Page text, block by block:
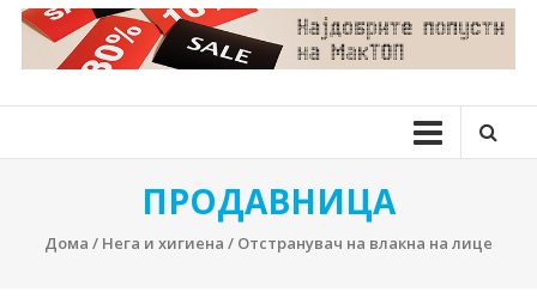
ПРОДАВНИЦА
Дома / Нега и хигиена / Отстранувач на влакна на лице